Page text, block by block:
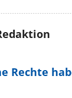
Rechte